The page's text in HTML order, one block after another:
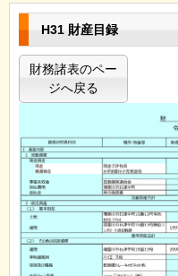
H31 財産目録
財務諸表のペー
ジへ戻る